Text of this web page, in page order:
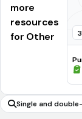
more
resources
for Other
Single and